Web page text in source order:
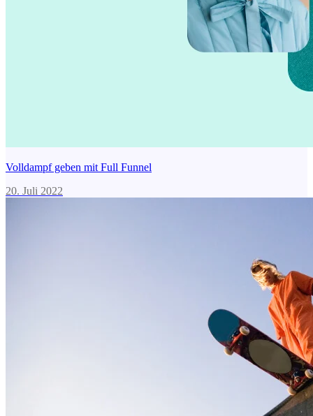
Volldampf geben mit Full Funnel
20. Juli 2022